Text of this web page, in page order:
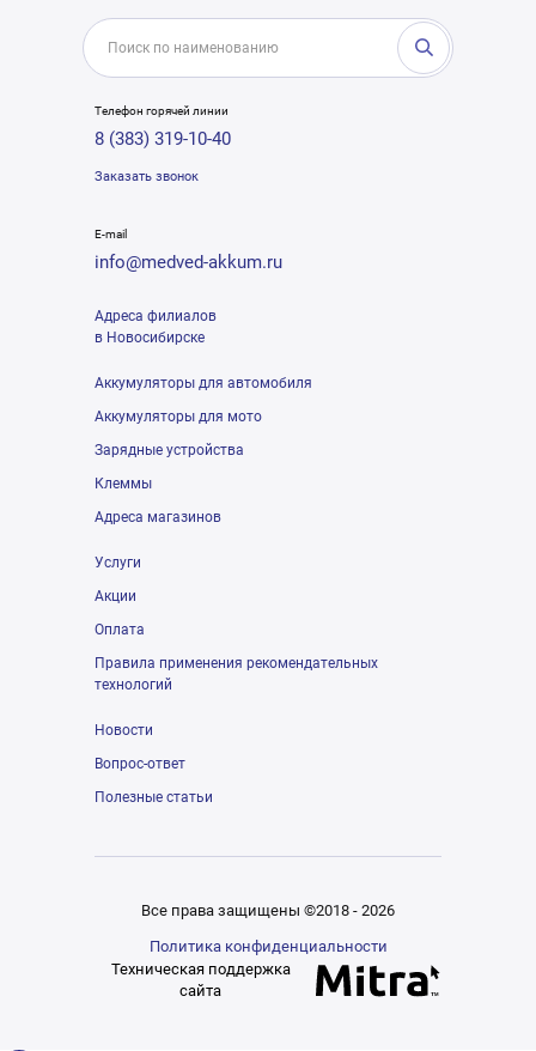
Телефон горячей линии
8 (383) 319-10-40
Заказать звонок
E-mail
info@medved-akkum.ru
Адреса филиалов
в Новосибирске
Аккумуляторы для автомобиля
Аккумуляторы для мото
Зарядные устройства
Клеммы
Адреса магазинов
Услуги
Акции
Оплата
Правила применения рекомендательных
технологий
Новости
Вопрос-ответ
Полезные статьи
Все права защищены ©2018 - 2026
Политика конфиденциальности
Техническая поддержка
сайта